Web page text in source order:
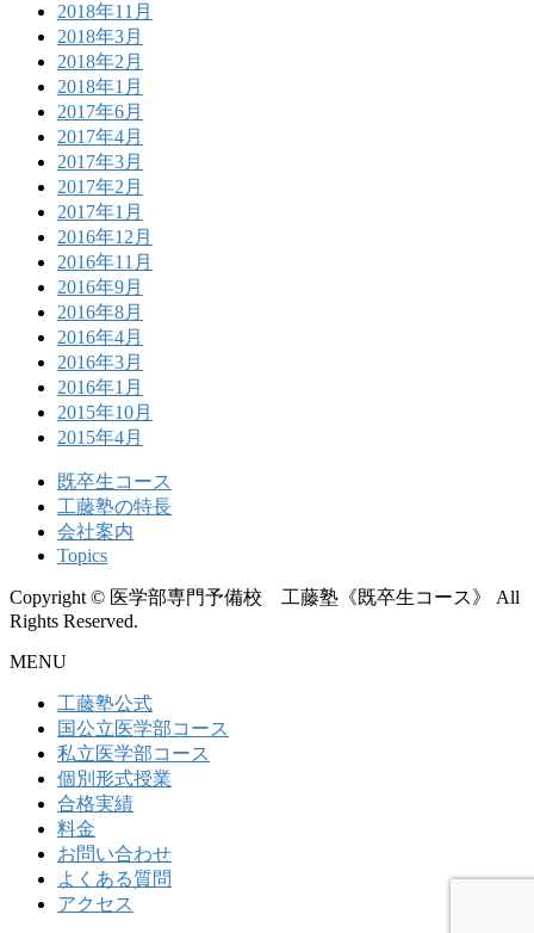
2018年11月
2018年3月
2018年2月
2018年1月
2017年6月
2017年4月
2017年3月
2017年2月
2017年1月
2016年12月
2016年11月
2016年9月
2016年8月
2016年4月
2016年3月
2016年1月
2015年10月
2015年4月
既卒生コース
工藤塾の特長
会社案内
Topics
Copyright © 医学部専門予備校 工藤塾《既卒生コース》 All
Rights Reserved.
MENU
工藤塾公式
国公立医学部コース
私立医学部コース
個別形式授業
合格実績
料金
お問い合わせ
よくある質問
アクセス